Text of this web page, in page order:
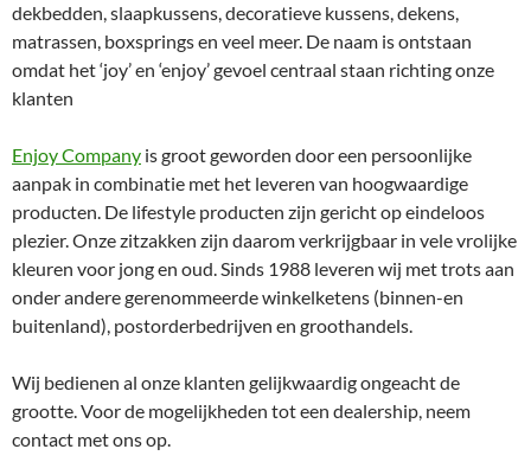
dekbedden, slaapkussens, decoratieve kussens, dekens,
matrassen, boxsprings en veel meer. De naam is ontstaan
omdat het ‘joy’ en ‘enjoy’ gevoel centraal staan richting onze
klanten
Enjoy Company is groot geworden door een persoonlijke
aanpak in combinatie met het leveren van hoogwaardige
producten. De lifestyle producten zijn gericht op eindeloos
plezier. Onze zitzakken zijn daarom verkrijgbaar in vele vrolijke
kleuren voor jong en oud. Sinds 1988 leveren wij met trots aan
onder andere gerenommeerde winkelketens (binnen-en
buitenland), postorderbedrijven en groothandels.
Wij bedienen al onze klanten gelijkwaardig ongeacht de
grootte. Voor de mogelijkheden tot een dealership, neem
contact met ons op.